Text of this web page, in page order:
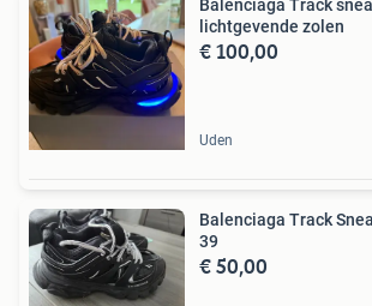
Balenciaga Track
lichtgevende zolen
€ 100,00
Uden
Balenciaga Track
39
€ 50,00